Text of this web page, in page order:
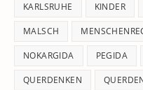
KARLSRUHE KINDER
MALSCH
NOKARGIDA PEGIDA
QUERDENKEN